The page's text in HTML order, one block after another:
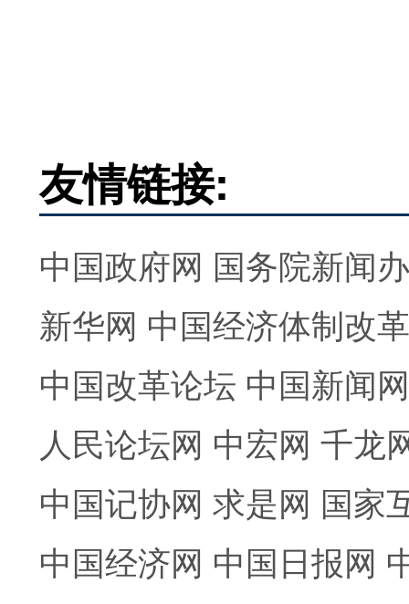
友情链接:
中国政府网 国务院新闻
新华网 中国经济体制改
中国改革论坛 中国新闻网
人民论坛网 中宏网 千龙
中国记协网 求是网 国家
中国经济网 中国日报网